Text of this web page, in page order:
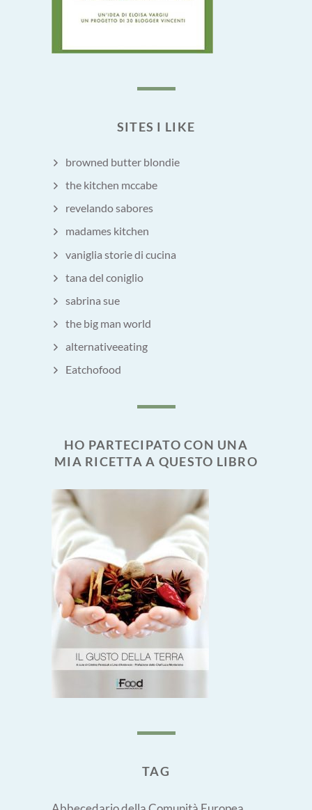
SITES I LIKE
browned butter blondie
the kitchen mccabe
revelando sabores
madames kitchen
vaniglia storie di cucina
tana del coniglio
sabrina sue
the big man world
alternativeeating
Eatchofood
HO PARTECIPATO CON UNA
MIA RICETTA A QUESTO LIBRO
TAG